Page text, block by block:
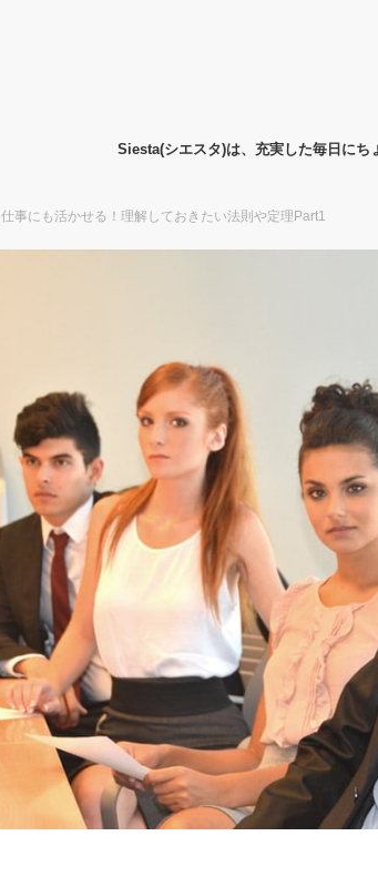
Siesta(シエスタ)は、充実した毎日にち
仕事にも活かせる！理解しておきたい法則や定理Part1